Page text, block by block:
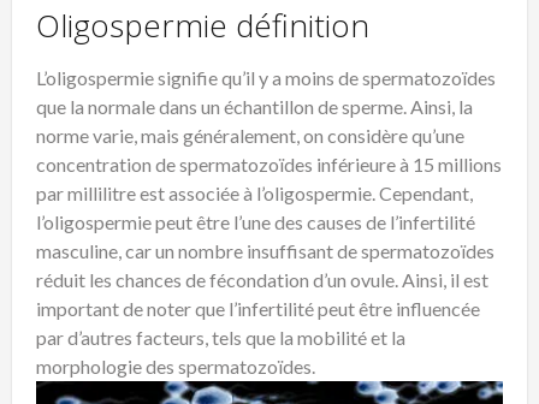
Oligospermie définition
L’oligospermie signifie qu’il y a moins de spermatozoïdes
que la normale dans un échantillon de sperme. Ainsi, la
norme varie, mais généralement, on considère qu’une
concentration de spermatozoïdes inférieure à 15 millions
par millilitre est associée à l’oligospermie. Cependant,
l’oligospermie peut être l’une des causes de l’infertilité
masculine, car un nombre insuffisant de spermatozoïdes
réduit les chances de fécondation d’un ovule. Ainsi, il est
important de noter que l’infertilité peut être influencée
par d’autres facteurs, tels que la mobilité et la
morphologie des spermatozoïdes.